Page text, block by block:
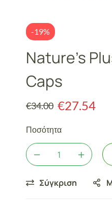
-19%
Nature’s
Caps
€34.00 €27.54
Ποσότητα
Σύγκριση